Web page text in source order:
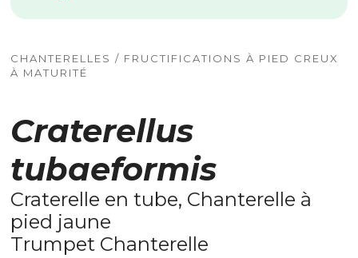
CHANTERELLES / FRUCTIFICATIONS À PIED CREUX
À MATURITÉ
Craterellus
tubaeformis
Craterelle en tube, Chanterelle à
pied jaune
Trumpet Chanterelle